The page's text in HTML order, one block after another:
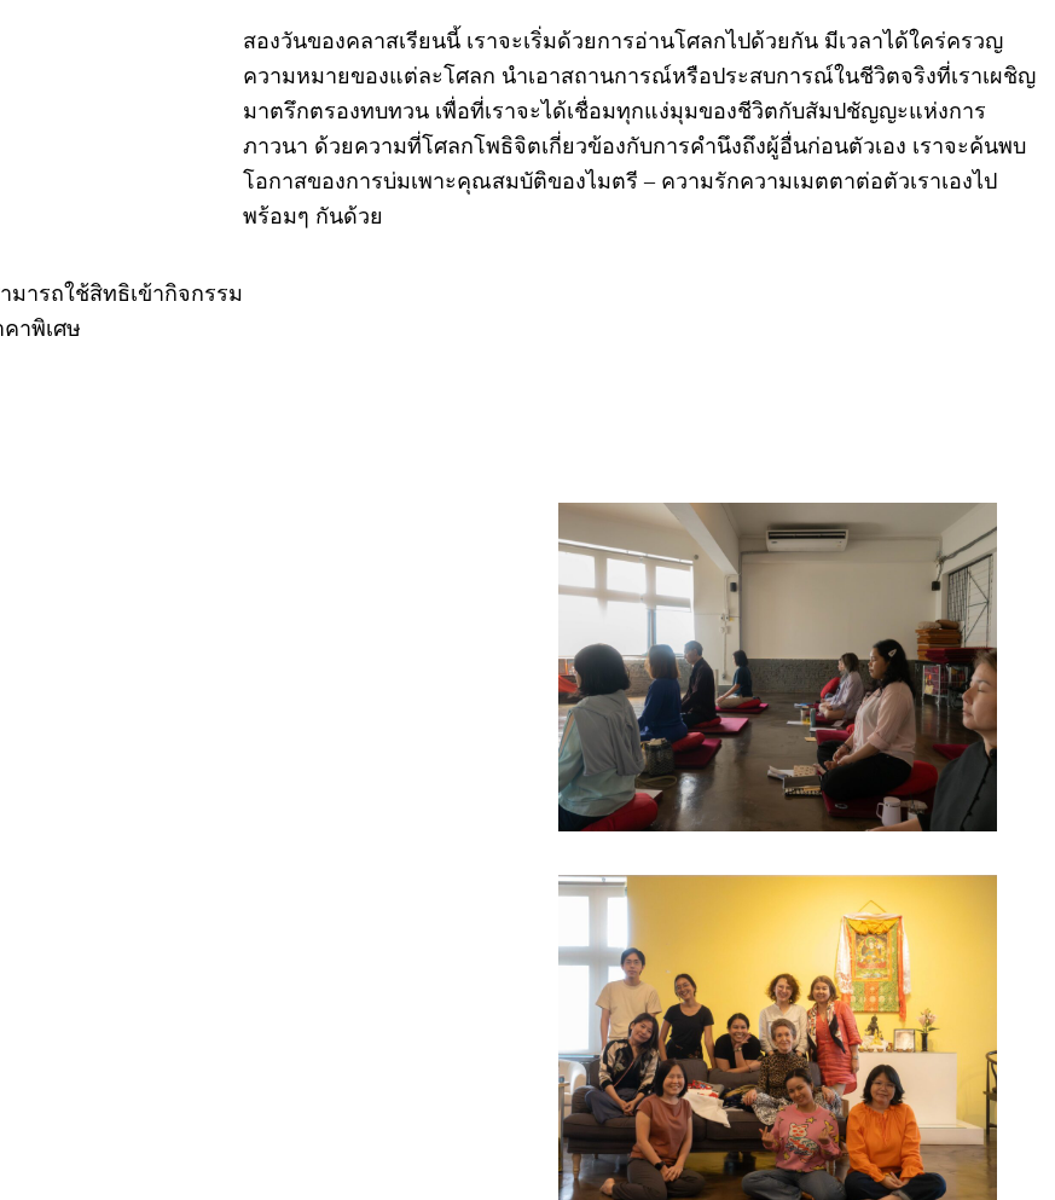
มารถใช้สิทธิเข้ากิจกรรม
าพิเศษ
สองวันของคลาสเรียนนี้ เราจะเริ่มด้วยการอ่านโศลกไปด้วยกัน มีเวลาได้ใคร่ครวญ
ความหมายของแต่ละโศลก นำเอาสถานการณ์หรือประสบการณ์ในชีวิตจริงที่เราเผชิญ
มาตรึกตรองทบทวน เพื่อที่เราจะได้เชื่อมทุกแง่มุมของชีวิตกับสัมปชัญญะแห่งการ
ภาวนา ด้วยความที่โศลกโพธิจิตเกี่ยวข้องกับการคำนึงถึงผู้อื่นก่อนตัวเอง เราจะค้นพบ
โอกาสของการบ่มเพาะคุณสมบัติของไมตรี – ความรักความเมตตาต่อตัวเราเองไป
พร้อมๆ กันด้วย